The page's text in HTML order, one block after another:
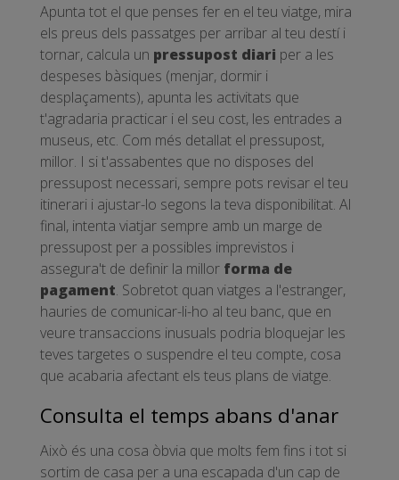
Apunta tot el que penses fer en el teu viatge, mira
els preus dels passatges per arribar al teu destí i
tornar, calcula un pressupost diari per a les
despeses bàsiques (menjar, dormir i
desplaçaments), apunta les activitats que
t'agradaria practicar i el seu cost, les entrades a
museus, etc. Com més detallat el pressupost,
millor. I si t'assabentes que no disposes del
pressupost necessari, sempre pots revisar el teu
itinerari i ajustar-lo segons la teva disponibilitat. Al
final, intenta viatjar sempre amb un marge de
pressupost per a possibles imprevistos i
assegura't de definir la millor forma de
pagament. Sobretot quan viatges a l'estranger,
hauries de comunicar-li-ho al teu banc, que en
veure transaccions inusuals podria bloquejar les
teves targetes o suspendre el teu compte, cosa
que acabaria afectant els teus plans de viatge.
Consulta el temps abans d'anar
Això és una cosa òbvia que molts fem fins i tot si
sortim de casa per a una escapada d'un cap de